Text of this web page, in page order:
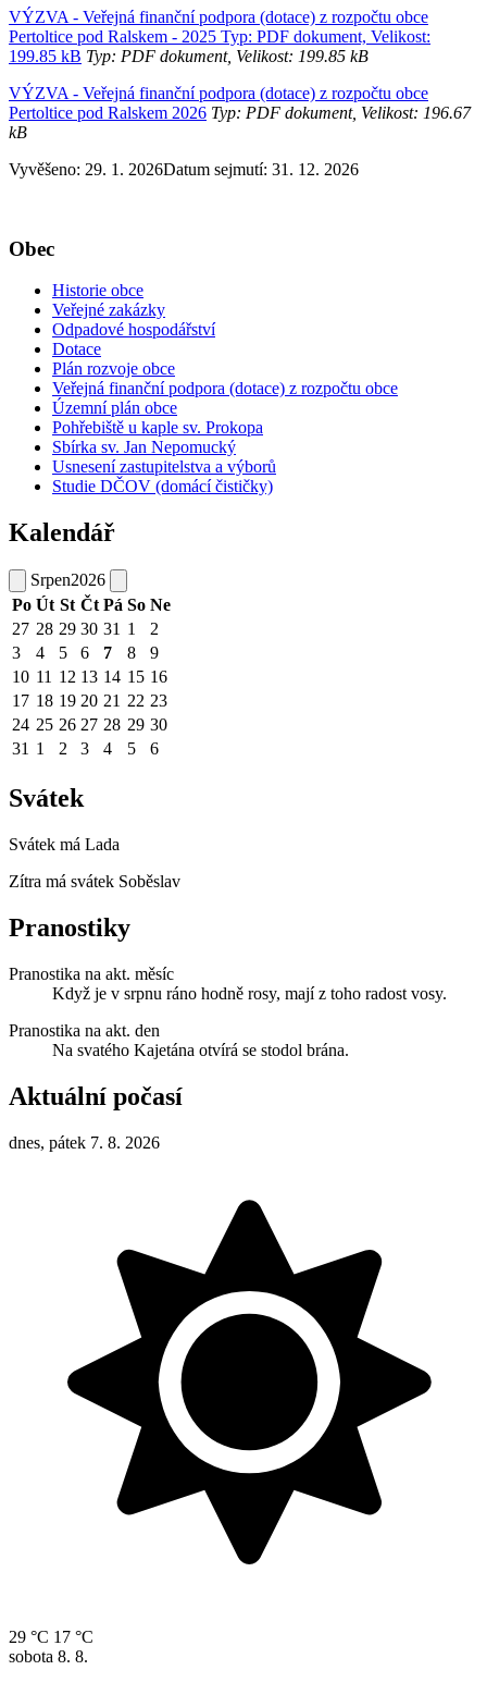
VÝZVA - Veřejná finanční podpora (dotace) z rozpočtu obce
Pertoltice pod Ralskem - 2025 Typ: PDF dokument, Velikost:
199.85 kB Typ: PDF dokument, Velikost: 199.85 kB
VÝZVA - Veřejná finanční podpora (dotace) z rozpočtu obce
Pertoltice pod Ralskem 2026 Typ: PDF dokument, Velikost: 196.67
kB
Vyvěšeno: 29. 1. 2026Datum sejmutí: 31. 12. 2026
Obec
Historie obce
Veřejné zakázky
Odpadové hospodářství
Dotace
Plán rozvoje obce
Veřejná finanční podpora (dotace) z rozpočtu obce
Územní plán obce
Pohřebiště u kaple sv. Prokopa
Sbírka sv. Jan Nepomucký
Usnesení zastupitelstva a výborů
Studie DČOV (domácí čističky)
Kalendář
Srpen2026
Po Út St Čt Pá So Ne
27 28 29 30 31 1
2
3
4 5 6 7 8
9
10 11 12 13 14 15 16
17 18 19 20 21 22 23
24 25 26 27 28 29 30
31 1 2 3 4 5 6
Svátek
Svátek má Lada
Zítra má svátek Soběslav
Pranostiky
Pranostika na akt. měsíc
Když je v srpnu ráno hodně rosy, mají z toho radost vosy.
Pranostika na akt. den
Na svatého Kajetána otvírá se stodol brána.
Aktuální počasí
dnes, pátek 7. 8. 2026
29 °C 17 °C
sobota 8. 8.